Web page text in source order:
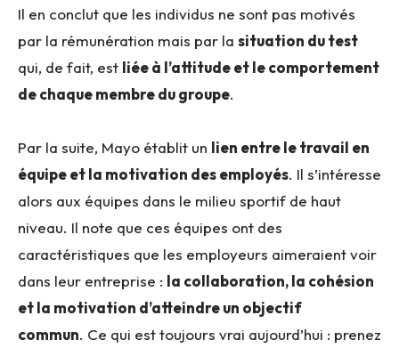
Il en conclut que les individus ne sont pas motivés
par la rémunération mais par la situation du test
qui, de fait, est liée à l’attitude et le comportement
de chaque membre du groupe.
Par la suite, Mayo établit un lien entre le travail en
équipe et la motivation des employés. Il s’intéresse
alors aux équipes dans le milieu sportif de haut
niveau. Il note que ces équipes ont des
caractéristiques que les employeurs aimeraient voir
dans leur entreprise : la collaboration, la cohésion
et la motivation d’atteindre un objectif
commun. Ce qui est toujours vrai aujourd’hui : prenez